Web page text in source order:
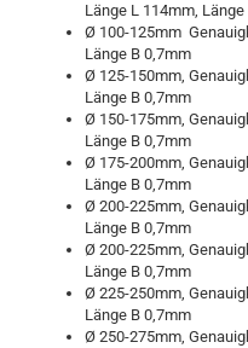
Länge L 114mm,
Ø 100-125mm
Länge B 0,7mm
Ø 125-150mm,
Länge B 0,7mm
Ø 150-175mm,
Länge B 0,7mm
Ø 175-200mm,
Länge B 0,7mm
Ø 200-225mm,
Länge B 0,7mm
Ø 200-225mm,
Länge B 0,7mm
Ø 225-250mm,
Länge B 0,7mm
Ø 250-275mm,